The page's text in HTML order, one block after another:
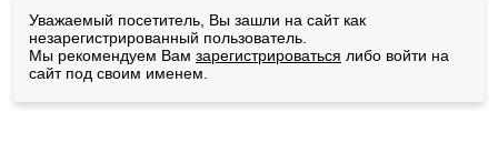
Уважаемый посетитель, Вы зашли на сайт как
незарегистрированный пользователь.
Мы рекомендуем Вам зарегистрироваться либо войти на
сайт под своим именем.